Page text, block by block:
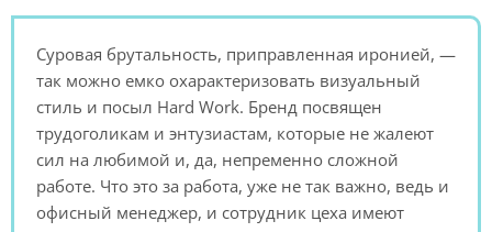
Суровая брутальность, приправленная иронией, —
так можно емко охарактеризовать визуальный
стиль и посыл Hard Work. Бренд посвящен
трудоголикам и энтузиастам, которые не жалеют
сил на любимой и, да, непременно сложной
работе. Что это за работа, уже не так важно, ведь и
офисный менеджер, и сотрудник цеха имеют